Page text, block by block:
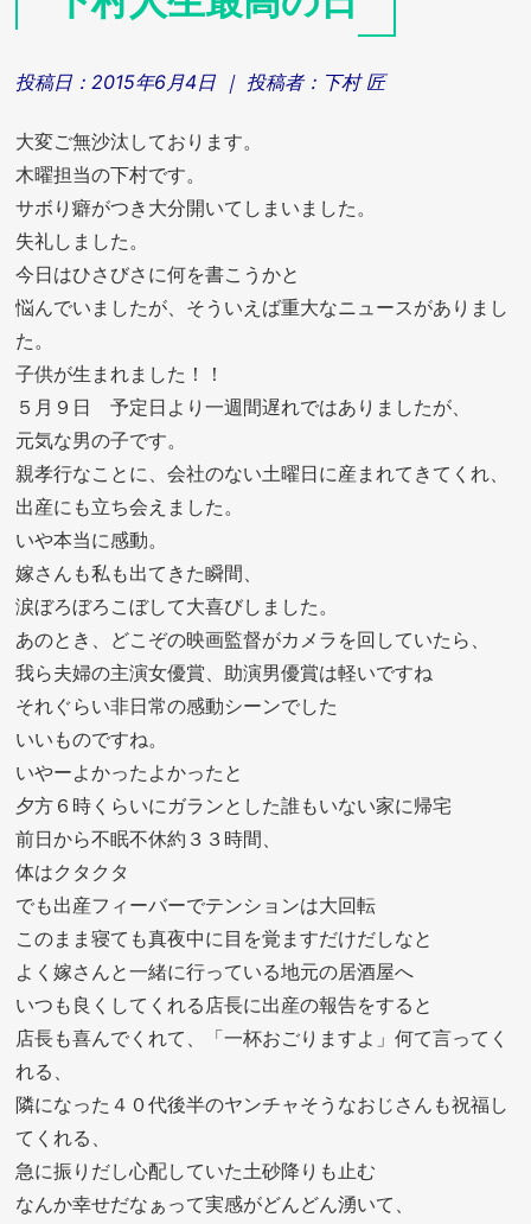
投稿日：2015年6月4日 ｜ 投稿者： 下村 匠
大変ご無沙汰しております。
木曜担当の下村です。
サボり癖がつき大分開いてしまいました。
失礼しました。
今日はひさびさに何を書こうかと
悩んでいましたが、そういえば重大なニュースがありまし
た。
子供が生まれました！！
５月９日 予定日より一週間遅れではありましたが、
元気な男の子です。
親孝行なことに、会社のない土曜日に産まれてきてくれ、
出産にも立ち会えました。
いや本当に感動。
嫁さんも私も出てきた瞬間、
涙ぼろぼろこぼして大喜びしました。
あのとき、どこぞの映画監督がカメラを回していたら、
我ら夫婦の主演女優賞、助演男優賞は軽いですね
それぐらい非日常の感動シーンでした
いいものですね。
いやーよかったよかったと
夕方６時くらいにガランとした誰もいない家に帰宅
前日から不眠不休約３３時間、
体はクタクタ
でも出産フィーバーでテンションは大回転
このまま寝ても真夜中に目を覚ますだけだしなと
よく嫁さんと一緒に行っている地元の居酒屋へ
いつも良くしてくれる店長に出産の報告をすると
店長も喜んでくれて、「一杯おごりますよ」何て言ってく
れる、
隣になった４０代後半のヤンチャそうなおじさんも祝福し
てくれる、
急に振りだし心配していた土砂降りも止む
なんか幸せだなぁって実感がどんどん湧いて、